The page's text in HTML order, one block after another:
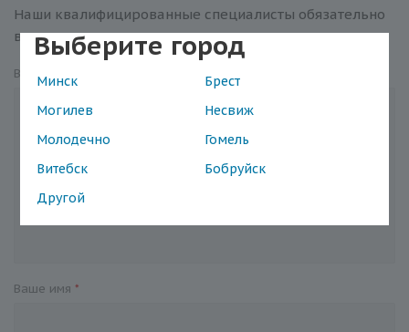
Выберите город
Минск
Брест
Могилев
Несвиж
Молодечно
Гомель
Витебск
Бобруйск
Другой
Наши квалифицированные специалисты обязательно
вам помогут.
Вопрос
Ваше имя *